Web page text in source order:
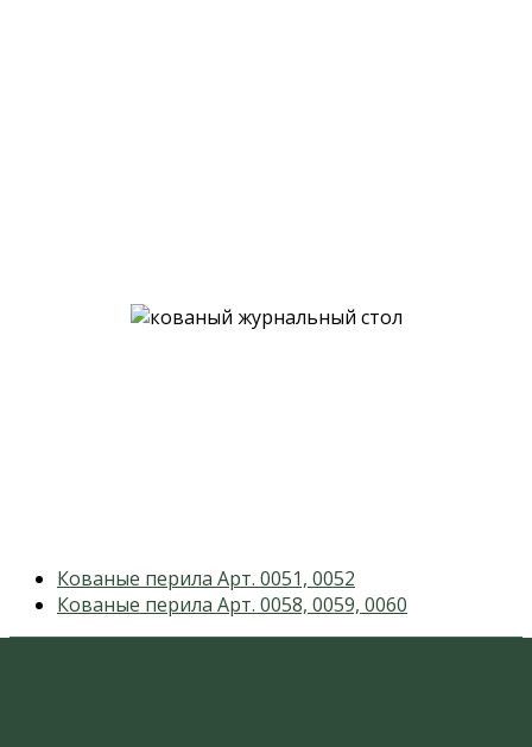
previous
post:
Кованые перила Арт. 0051, 0052
next
Кованые перила Арт. 0058, 0059, 0060